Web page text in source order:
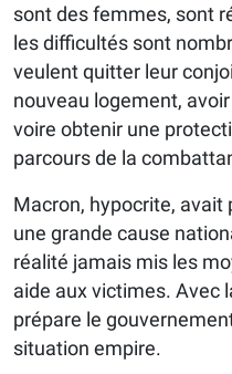
sont des femmes, sont
les difficultés sont
veulent quitter leur
nouveau logement,
voire obtenir une
parcours de la
Macron, hypocrite, avait
une grande cause
réalité jamais mis les
aide aux victimes. Avec
prépare le
situation empire.